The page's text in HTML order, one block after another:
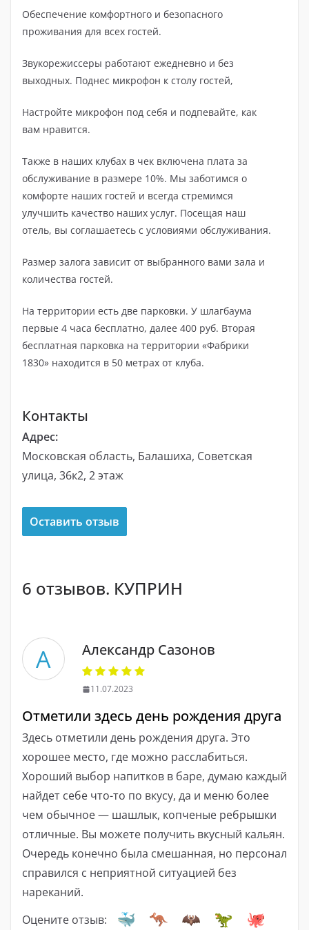
Обеспечение комфортного и безопасного
проживания для всех гостей.
Звукорежиссеры работают ежедневно и без
выходных. Поднес микрофон к столу гостей,
Настройте микрофон под себя и подпевайте, как
вам нравится.
Также в наших клубах в чек включена плата за
обслуживание в размере 10%. Мы заботимся о
комфорте наших гостей и всегда стремимся
улучшить качество наших услуг. Посещая наш
отель, вы соглашаетесь с условиями обслуживания.
Размер залога зависит от выбранного вами зала и
количества гостей.
На территории есть две парковки. У шлагбаума
первые 4 часа бесплатно, далее 400 руб. Вторая
бесплатная парковка на территории «Фабрики
1830» находится в 50 метрах от клуба.
Контакты
Адрес:
Московская область, Балашиха, Советская
улица, 36к2, 2 этаж
Оставить отзыв
6 отзывов. КУПРИН
А Александр Сазонов
11.07.2023
Отметили здесь день рождения друга
Здесь отметили день рождения друга. Это
хорошее место, где можно расслабиться.
Хороший выбор напитков в баре, думаю каждый
найдет себе что-то по вкусу, да и меню более
чем обычное — шашлык, копченые ребрышки
отличные. Вы можете получить вкусный кальян.
Очередь конечно была смешанная, но персонал
справился с неприятной ситуацией без
нареканий.
Оцените отзыв: